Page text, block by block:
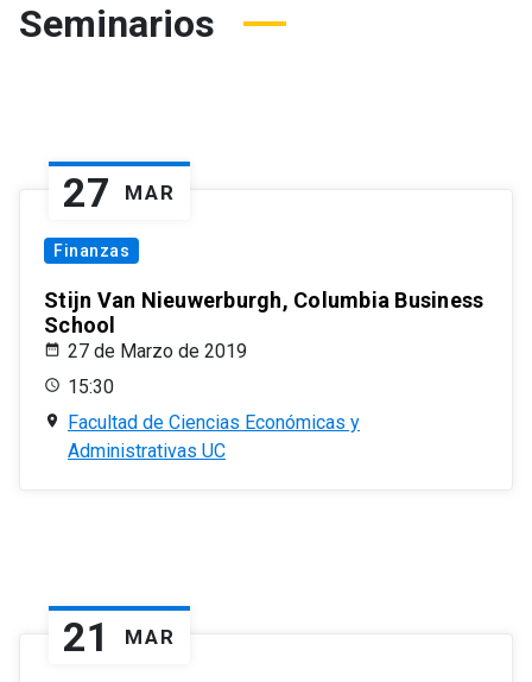
Seminarios
27 MAR
Finanzas
Stijn Van Nieuwerburgh, Columbia Business
School
27 de Marzo de 2019
15:30
Facultad de Ciencias Económicas y
Administrativas UC
21 MAR